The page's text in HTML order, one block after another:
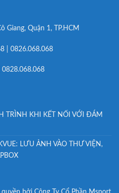
Giang, Quận 1, TP.HCM
| 0826.068.068
TRÌNH KHI KẾT NỐI VỚI ĐÁM
LƯU ẢNH VÀO THƯ VIỆN,